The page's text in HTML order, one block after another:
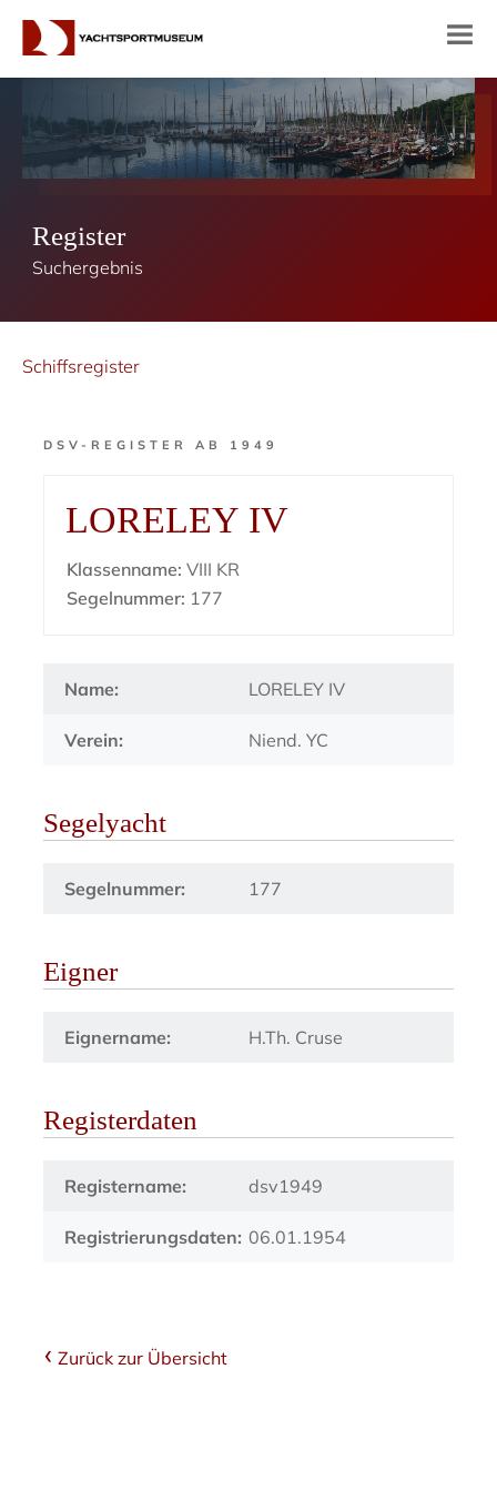
Register
Suchergebnis
Schiffsregister
DSV-REGISTER AB 1949
LORELEY IV
Klassenname: VIII KR
Segelnummer: 177
Name: LORELEY IV
Verein: Niend. YC
Segelyacht
Segelnummer: 177
Eigner
Eignername: H.Th. Cruse
Registerdaten
Registername: dsv1949
Registrierungsdaten: 06.01.1954
Zurück zur Übersicht